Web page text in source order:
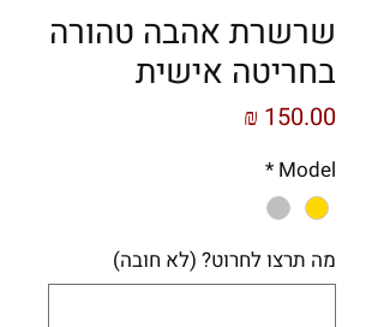
שרשרת אהבה טהורה
בחריטה אישית
Model
*
מה תרצו לחרוט? (לא חובה)